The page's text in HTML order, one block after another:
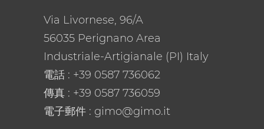
Via Livornese, 96/A
56035 Perignano Area
Industriale-Artigianale (PI) Italy
電話 : +39 0587 736062
傳真 : +39 0587 736059
電子郵件 : gimo@gimo.it